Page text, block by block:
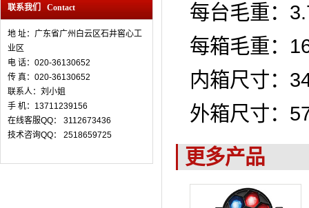
联系我们 Contact
地 址：广东省广州白云区石井窖心工
业区
电 话：020-36130652
传 真： 020-36130652
联系人：刘小姐
手 机：13711239156
在线客服QQ： 3112673436
技术咨询QQ： 2518659725
每台毛重：
每箱毛重：
内箱尺寸：
外箱尺寸
更多产品